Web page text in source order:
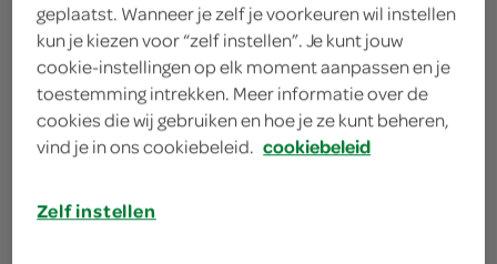
waar doe jij je
boodschappen?
Je bestelt de boodschappen bij de lokale SPAR in
jouw buurt. Het assortiment varieert per SPAR
boodschappen doet.
geplaatst. Wanneer je zelf je voorkeuren wil instellen
kun je kiezen voor “zelf instellen”. Je kunt jouw
cookie-instellingen op elk moment aanpassen en je
toestemming intrekken. Meer informatie over de
cookies die wij gebruiken en hoe je ze kunt beheren,
vind je in ons cookiebeleid. cookiebeleid
Zelf instellen